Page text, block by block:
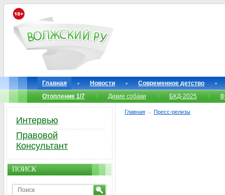
Главная Новости
Современное детство
Отопление 1/7
Дикие собаки БКД-2025
Главная → Пресс-релизы
Интервью
Правовой
Консультант
ПОИСК